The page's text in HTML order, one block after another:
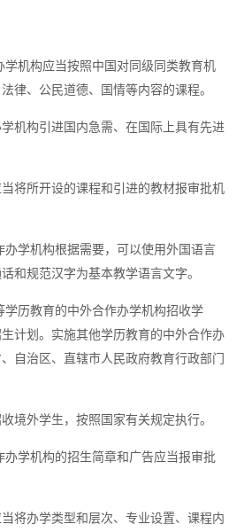
学机构应当按照中国对同级同类教育机
律、公民道德、国情等内容的课程。
构引进国内急需、在国际上具有先进
所开设的课程和引进的教材报审批机
办学机构根据需要，可以使用外国语言
和规范汉字为基本教学语言文字。
学历教育的中外合作办学机构招收学
计划。实施其他学历教育的中外合作办
自治区、直辖市人民政府教育行政部门
外学生，按照国家有关规定执行。
办学机构的招生简章和广告应当报审批
办学类型和层次、专业设置、课程内